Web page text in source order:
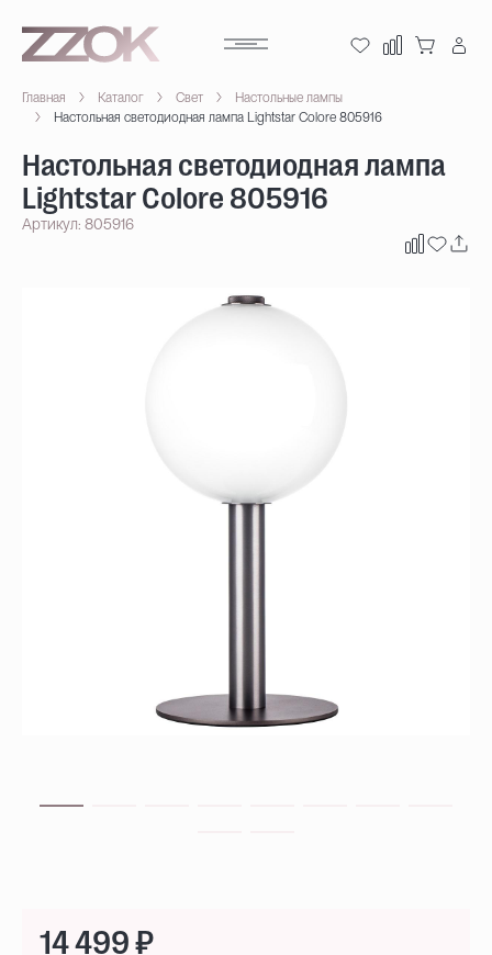
Главная Каталог Свет
Настольные лампы
Настольная светодиодная лампа Lightstar Colore 805916
Настольная светодиодная лампа
Lightstar Colore 805916
Артикул: 805916
14 499 ₽